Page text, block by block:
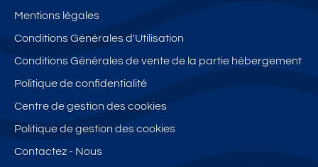
Mentions légales
Conditions Générales d'Utilisation
Conditions Générales de vente de la partie hébergement
Politique de confidentialité
Centre de gestion des cookies
Politique de gestion des cookies
Contactez - Nous